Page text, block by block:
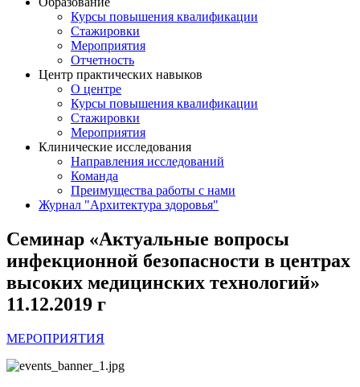
Курсы повышения квалификации
Стажировки
Мероприятия
Отчетность
Центр практических навыков
О центре
Курсы повышения квалификации
Стажировки
Мероприятия
Клинические исследования
Направления исследований
Команда
Преимущества работы с нами
Журнал "Архитектура здоровья"
Семинар «Актуальные вопросы
инфекционной безопасности в центрах
высоких медицинских технологий»
11.12.2019 г
МЕРОПРИЯТИЯ